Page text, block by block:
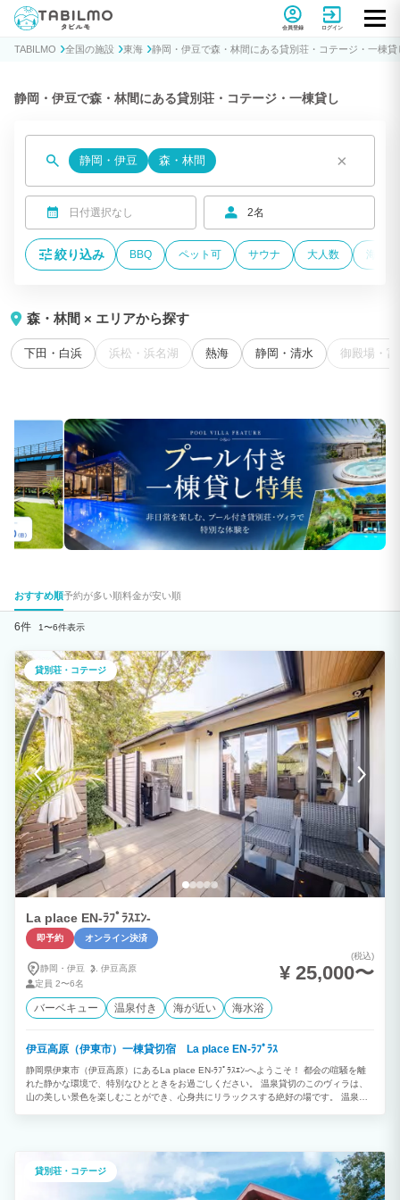
貸別荘コテージ・一棟貸し宿泊予約サイトTABILMO(タビルモ)
会員登録 ログイン
TABILMO 全国の施設 東海 静岡・伊豆で森・林間にある貸別荘・コテージ・一棟貸
静岡・伊豆で森・林間にある貸別荘・コテージ・一棟貸し
静岡・伊豆 森・林間 ×
日付選択なし 2名
絞り込み BBQ ペット可 サウナ 大人数 海が
森・林間 × エリアから探す
下田・白浜 浜松・浜名湖 熱海 静岡・清水 御殿場・
おすすめ順予約が多い順料金が安い順
6件 1〜6件表示
貸別荘・コテージ
La place EN-ﾗﾌﾟﾗｽｴﾝ-
即予約 オンライン決済
静岡・伊豆
伊豆高原
定員 2〜6名
(税込)
¥ 25,000〜
バーベキュー 温泉付き 海が近い 海水浴
伊豆高原（伊東市）一棟貸切宿 La place EN-ﾗﾌﾟﾗｽ
静岡県伊東市（伊豆高原）にあるLa place EN-ﾗﾌﾟﾗｽｴﾝ-へようこそ！ 都会の喧騒を離
れた静かな環境で、特別なひとときをお過ごしください。 温泉貸切のこのヴィラは、
山の美しい景色を楽しむことができ、心身共にリラックスする絶好の場です。 温泉で
適にお過ごしいただけます。 【設備】 ・トイレ、浴槽完備 浴槽には温泉を溜めて
ご入浴頂けます！ ・洗濯機・乾燥機完備 ・駐車場 2台分スペース有（無料/予約不
要） 【家電設備】 ・電子レンジ・オーブンレンジ・炊飯器・トースター・冷蔵庫・電
子ケトル・洗濯機・乾燥機・ヘアードライヤー・ヘアーアイロン・IHクッキングヒータ
貸別荘・コテージ